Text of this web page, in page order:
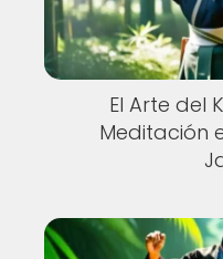
El Arte del
Meditación